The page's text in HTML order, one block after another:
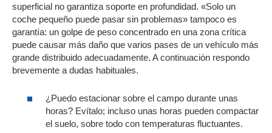
superficial no garantiza soporte en profundidad. «Solo un
coche pequeño puede pasar sin problemas» tampoco es
garantía: un golpe de peso concentrado en una zona crítica
puede causar más daño que varios pases de un vehículo más
grande distribuido adecuadamente. A continuación respondo
brevemente a dudas habituales.
¿Puedo estacionar sobre el campo durante unas
horas? Evítalo; incluso unas horas pueden compactar
el suelo, sobre todo con temperaturas fluctuantes.